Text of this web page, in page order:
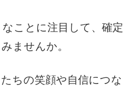
ことに注目して、確定
ませんか。
ちの笑顔や自信につな